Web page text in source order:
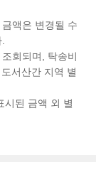
액은 변경될 수
회되며, 탁송비
서산간 지역 별
시된 금액 외 별